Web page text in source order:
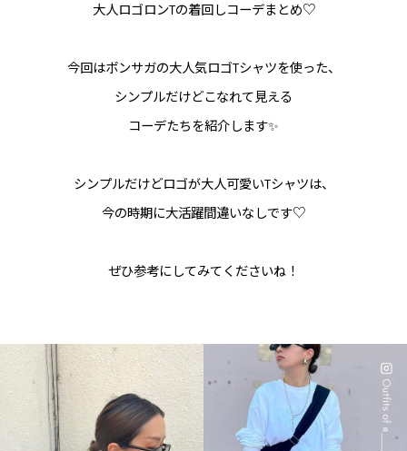
大人ロゴロンTの着回しコーデまとめ♡
今回はボンサガの大人気ロゴTシャツを使った、
シンプルだけどこなれて見える
コーデたちを紹介します✨
シンプルだけどロゴが大人可愛いTシャツは、
今の時期に大活躍間違いなしです♡
ぜひ参考にしてみてくださいね！